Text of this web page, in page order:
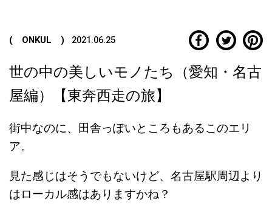
( ONKUL ) 2021.06.25
世の中の美しいモノたち（愛知・名古
屋編）【東奔西走の旅】
街中なのに、田舎っぽいところもあるこのエリ
ア。
見た感じはそうでもないけど、名古屋駅周辺より
はローカル感はありますかね？